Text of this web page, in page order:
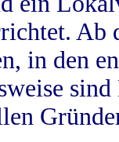
Ab
in den